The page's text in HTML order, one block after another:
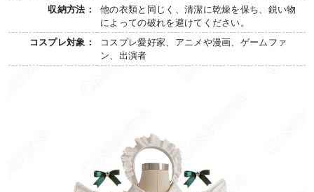
収納方法：
他の衣類と同じく、清潔に乾燥を保ち、鋭い物
によっての破れを避けてください。
コスプレ対象：
コスプレ愛好家、アニメや漫画、ゲームファ
ン、出演者